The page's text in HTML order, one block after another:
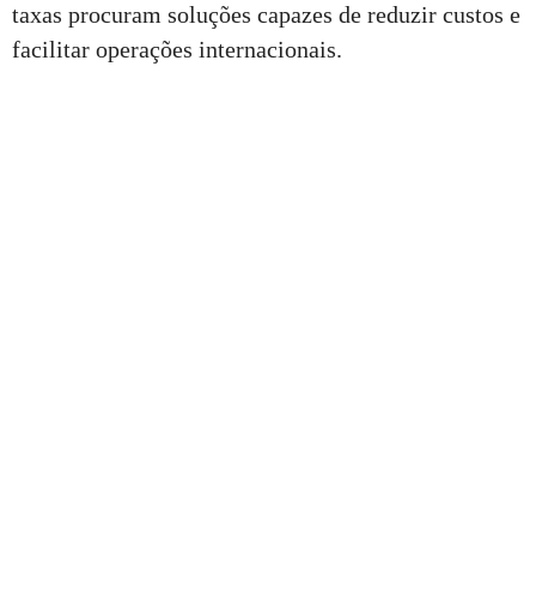
taxas procuram soluções capazes de reduzir custos e
facilitar operações internacionais.